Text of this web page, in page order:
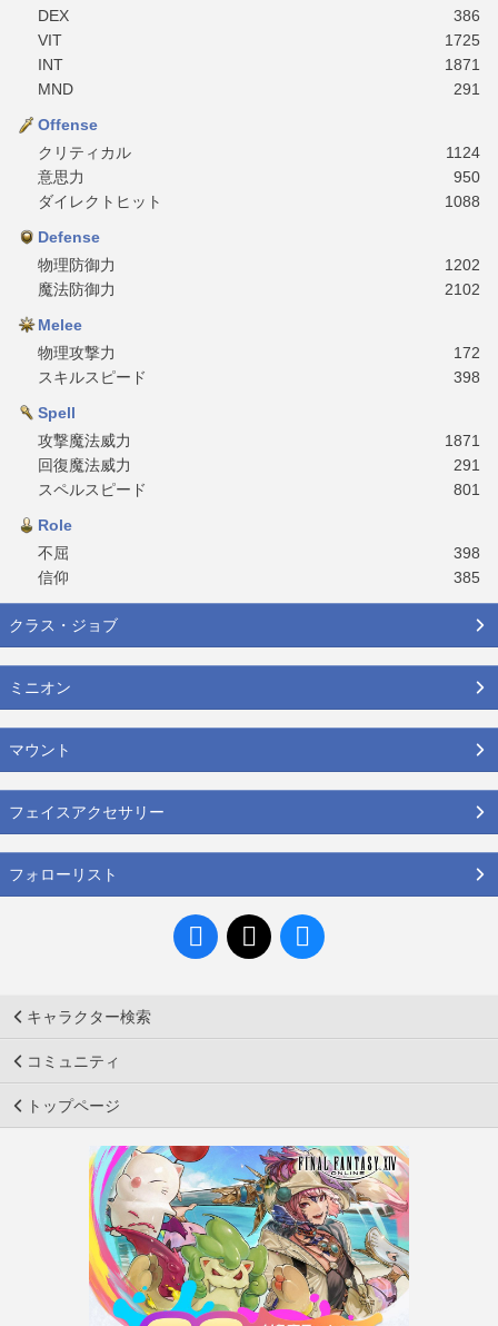
DEX
386
VIT
1725
INT
1871
MND
291
Offense
クリティカル
1124
意思力
950
ダイレクトヒット
1088
Defense
物理防御力
1202
魔法防御力
2102
Melee
物理攻撃力
172
スキルスピード
398
Spell
攻撃魔法威力
1871
回復魔法威力
291
スペルスピード
801
Role
不屈
398
信仰
385
クラス・ジョブ
ミニオン
マウント
フェイスアクセサリー
フォローリスト
キャラクター検索
コミュニティ
トップページ